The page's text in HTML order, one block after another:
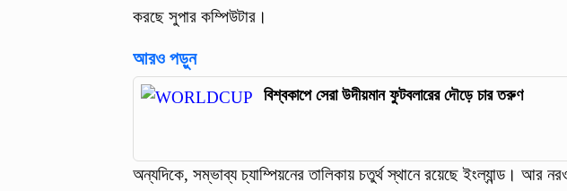
করছে সুপার কম্পিউটার।
আরও পড়ুন
বিশ্বকাপে সেরা উদীয়মান ফুটবলারের দৌড়ে চার তরুণ
অন্যদিকে, সম্ভাব্য চ্যাম্পিয়নের তালিকায় চতুর্থ স্থানে রয়েছে ইংল্যান্ড। আর